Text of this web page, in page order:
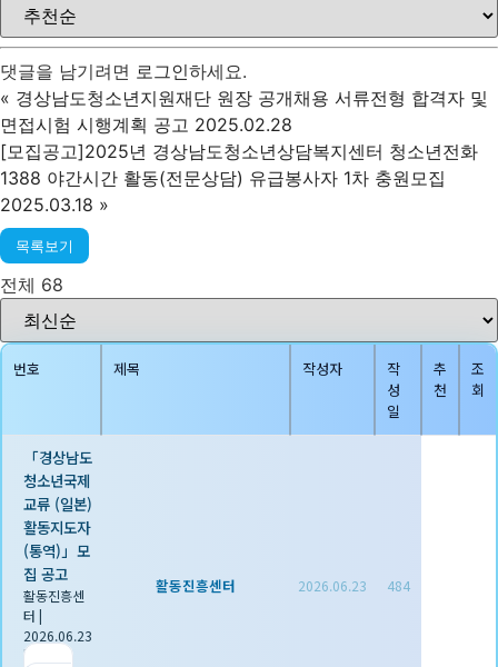
댓글을 남기려면 로그인하세요.
« 경상남도청소년지원재단 원장 공개채용 서류전형 합격자 및
면접시험 시행계획 공고 2025.02.28
[모집공고]2025년 경상남도청소년상담복지센터 청소년전화
1388 야간시간 활동(전문상담) 유급봉사자 1차 충원모집
2025.03.18 »
목록보기
전체 68
번호 제목 작성자
작
성
일
추
천
조
회
「경상남도
청소년국제
교류 (일본)
활동지도자
(통역)」모
집 공고
활동진흥센
터 |
2026.06.23
|
활동진흥센터 2026.06.23 484